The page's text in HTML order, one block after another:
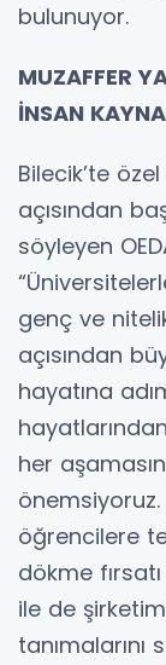
bulunuyor.
MUZAFFER
İNSAN
Bilecik’te
açısından
söyleyen
genç ve
açısından
hayatına
her
öğrencilere
dökme
ile de
tanımalarını